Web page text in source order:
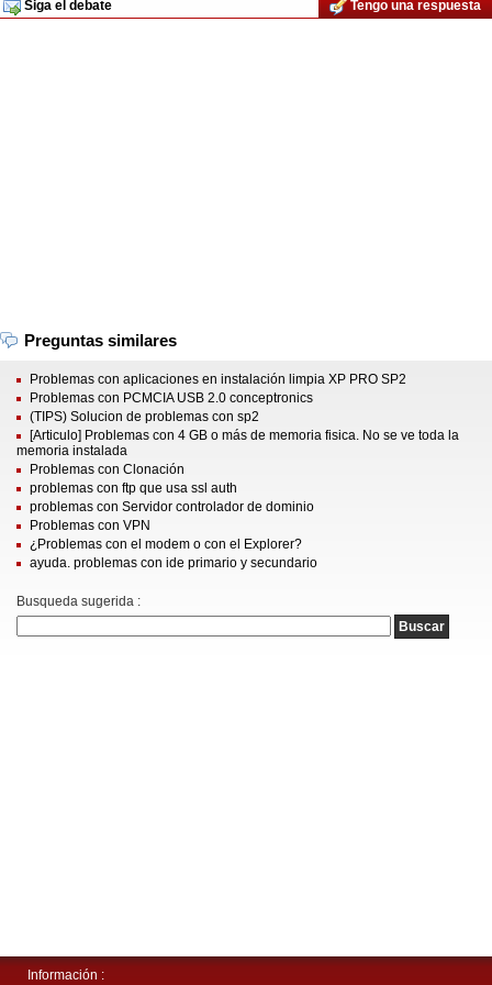
Siga el debate Tengo una respuesta
Preguntas similares
Problemas con aplicaciones en instalación limpia XP PRO SP2
Problemas con PCMCIA USB 2.0 conceptronics
(TIPS) Solucion de problemas con sp2
[Articulo] Problemas con 4 GB o más de memoria fisica. No se ve toda la
memoria instalada
Problemas con Clonación
problemas con ftp que usa ssl auth
problemas con Servidor controlador de dominio
Problemas con VPN
¿Problemas con el modem o con el Explorer?
ayuda. problemas con ide primario y secundario
Busqueda sugerida :
Información :